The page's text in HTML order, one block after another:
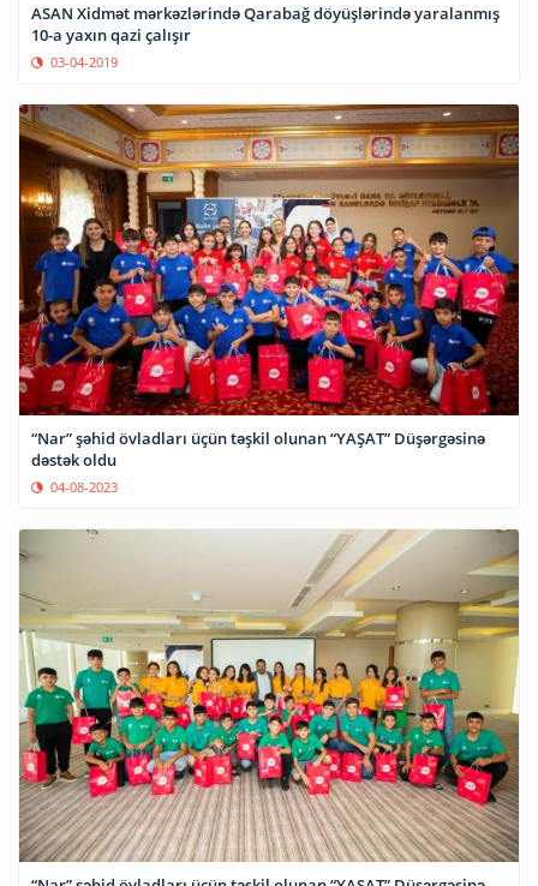
ASAN Xidmət mərkəzlərində Qarabağ döyüşlərində yaralanmış
10-a yaxın qazi çalışır
03-04-2019
“Nar” şəhid övladları üçün təşkil olunan “YAŞAT” Düşərgəsinə
dəstək oldu
04-08-2023